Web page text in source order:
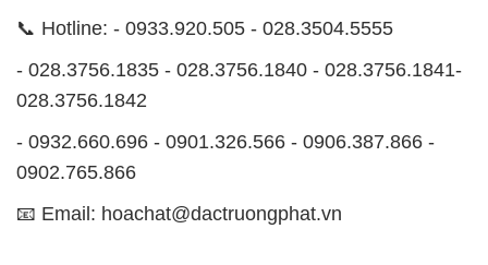
📞 Hotline: - 0933.920.505 - 028.3504.5555
- 028.3756.1835 - 028.3756.1840 - 028.3756.1841-
028.3756.1842
- 0932.660.696 - 0901.326.566 - 0906.387.866 -
0902.765.866
📧 Email: hoachat@dactruongphat.vn